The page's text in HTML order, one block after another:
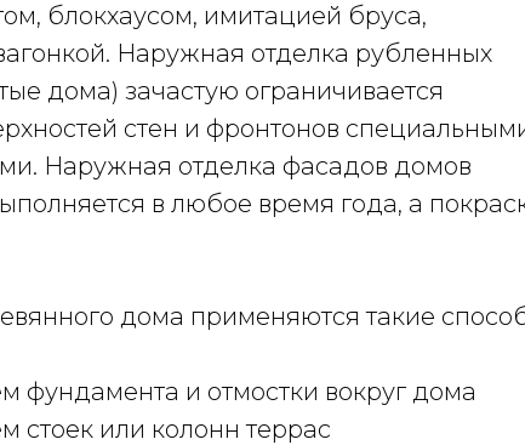
блокхаусом, имитацией бруса,
Наружная отделка рубленных
дома) зачастую ограничивается
стен и фронтонов
Наружная отделка фасадов домов
в любое время года, а
дома применяются такие
фундамента и отмостки вокруг дома
или колонн террас